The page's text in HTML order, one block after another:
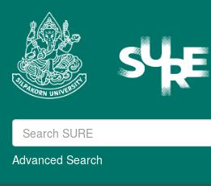
Advanced Search